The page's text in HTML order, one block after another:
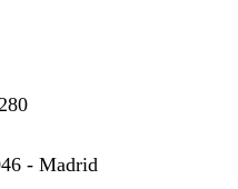
- Madrid